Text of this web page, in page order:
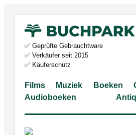
✅ Geprüfte Gebrauchtware
✅ Verkäufer seit 2015
✅ Käuferschutz
Films Muziek Boeken
Audioboeken